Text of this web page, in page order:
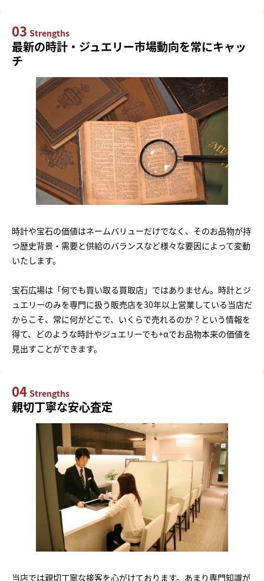
03 Strengths
最新の時計・ジュエリー市場動向を常にキャッ
チ
時計や宝石の価値はネームバリューだけでなく、そのお品物が持
つ歴史背景・需要と供給のバランスなど様々な要因によって変動
いたします。
宝石広場は「何でも買い取る買取店」ではありません。時計とジ
ュエリーのみを専門に扱う販売店を30年以上営業している当店だ
からこそ、常に何がどこで、いくらで売れるのか？という情報を
得て、どのような時計やジュエリーでも+αでお品物本来の価値を
見出すことができます。
04 Strengths
親切丁寧な安心査定
当店では親切丁寧な接客を心がけております。あまり専門知識が